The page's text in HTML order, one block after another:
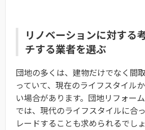
リノベーションに対する
チする業者を選ぶ
団地の多くは、建物だけでなく間
っていて、現在のライフスタイル
い場合があります。団地リフォー
では、現代のライフスタイルに合
レードすることも求められるでしょ